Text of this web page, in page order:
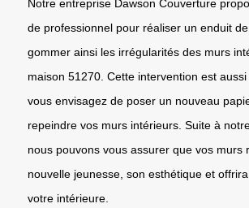
Notre entreprise Dawson Couverture
de professionnel pour réaliser un enduit
gommer ainsi les irrégularités des murs
maison 51270. Cette intervention est
vous envisagez de poser un nouveau
repeindre vos murs intérieurs. Suite à
nous pouvons vous assurer que vos murs
nouvelle jeunesse, son esthétique et
votre intérieure.